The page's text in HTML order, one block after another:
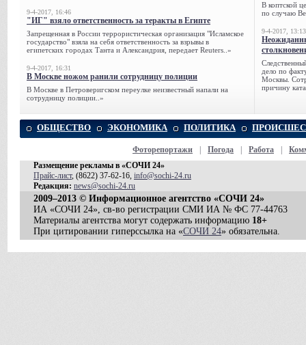
9-4-2017, 16:46
"ИГ" взяло ответственность за теракты в Египте
Запрещенная в России террористическая организация "Исламское
государство" взяла на себя ответственность за взрывы в
египетских городах Танта и Александрия, передает Reuters..»
9-4-2017, 16:31
В Москве ножом ранили сотрудницу полиции
В Москве в Петроверигском переулке неизвестный напали на
сотрудницу полиции..»
В коптской
по случаю
9-4-2017, 13:13
дело по
Москвы.
причину
ОБЩЕСТВО ЭКОНОМИКА ПОЛИТИКА
Фоторепортажи Погода Работа
Размещение рекламы в «СОЧИ 24»
Прайс-лист, (8622) 37-62-16, info@sochi-24.ru
Редакция: news@sochi-24.ru
2009–2013 © Информационное агентство «СОЧИ 24»
ИА «СОЧИ 24», св-во регистрации СМИ ИА № ФС 77-44763
Материалы агентства могут содержать информацию 18+
При цитировании гиперссылка на «СОЧИ 24» обязательна.